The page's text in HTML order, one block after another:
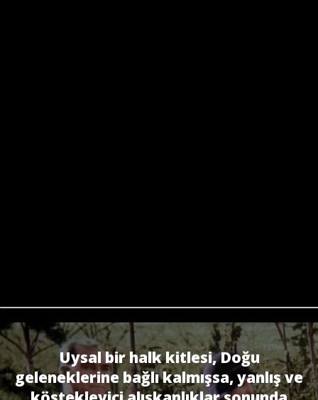
Uysal bir halk kitlesi, Doğu
geleneklerine bağlı kalmışsa, yanlış ve